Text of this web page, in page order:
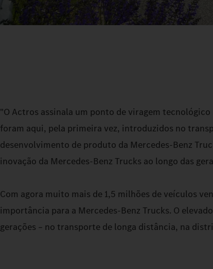
"O Actros assinala um ponto de viragem
foram aqui, pela primeira vez, introduzidos no
desenvolvimento de produto da Mercedes-Benz
inovação da Mercedes-Benz Trucks ao longo das
Com agora muito mais de 1,5 milhões de veículos
importância para a Mercedes-Benz Trucks. O
gerações – no transporte de longa distância, na